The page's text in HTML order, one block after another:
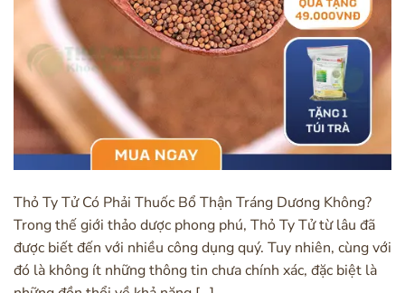
Thỏ Ty Tử Có Phải Thuốc Bổ Thận Tráng Dương Không?
Trong thế giới thảo dược phong phú, Thỏ Ty Tử từ lâu đã
được biết đến với nhiều công dụng quý. Tuy nhiên, cùng với
đó là không ít những thông tin chưa chính xác, đặc biệt là